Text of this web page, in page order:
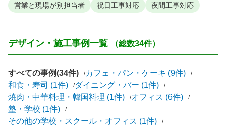
営業と現場が別担当者
祝日工事対応 夜間工事対応
デザイン・施工事例一覧 （総数34件）
すべての事例(34件)
カフェ・パン・ケーキ (9件)
和食・寿司 (1件)
ダイニング・バー (1件)
焼肉・中華料理・韓国料理 (1件)
オフィス (6件)
塾・学校 (1件)
その他の学校・スクール・オフィス (1件)